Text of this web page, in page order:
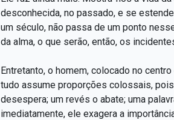
desconhecida, no passado, e se
um século, não passa de um ponto
da alma, o que serão, então, os
Entretanto, o homem, colocado no
tudo assume proporções colossais,
desespera; um revés o abate; uma
imediatamente, ele exagera a